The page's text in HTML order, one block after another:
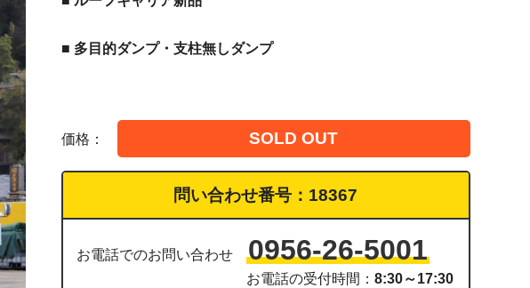
■ 多目的ダンプ・支柱無しダンプ
価格： SOLD OUT
問い合わせ番号： 18367
お電話でのお問い合わせ 0956-26-5001
お電話の受付時間： 8:30～17:30